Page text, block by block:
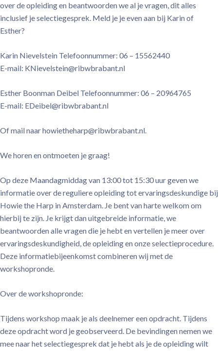
over de opleiding en beantwoorden we al je vragen, dit alles
inclusief je selectiegesprek. Meld je je even aan bij Karin of
Esther?
Karin Nievelstein Telefoonnummer: 06 – 15562440
E-mail: KNievelstein@ribwbrabant.nl
Esther Boonman Deibel Telefoonnummer: 06 – 20964765
E-mail: EDeibel@ribwbrabant.nl
Of mail naar howietheharp@ribwbrabant.nl.
We horen en ontmoeten je graag!
Op deze Maandagmiddag van 13:00 tot 15:30 uur geven we
informatie over de reguliere opleiding tot ervaringsdeskundige bij
Howie the Harp in Amsterdam. Je bent van harte welkom om
hierbij te zijn. Je krijgt dan uitgebreide informatie, we
beantwoorden alle vragen die je hebt en vertellen je meer over
ervaringsdeskundigheid, de opleiding en onze selectieprocedure.
Deze informatiebijeenkomst combineren wij met de
workshopronde.
Over de workshopronde:
Tijdens workshop maak je als deelnemer een opdracht. Tijdens
deze opdracht word je geobserveerd. De bevindingen nemen we
mee naar het selectiegesprek dat je hebt als je de opleiding wilt